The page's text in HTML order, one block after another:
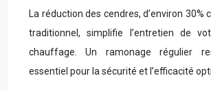
La réduction des cendres, d’environ 30%
traditionnel, simplifie l’entretien de
chauffage. Un ramonage régulier
essentiel pour la sécurité et l’efficacité